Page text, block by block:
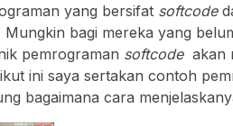
yang bersifat softcode
Mungkin bagi mereka yang
pemrograman softcode akan
ini saya sertakan contoh
bagaimana cara